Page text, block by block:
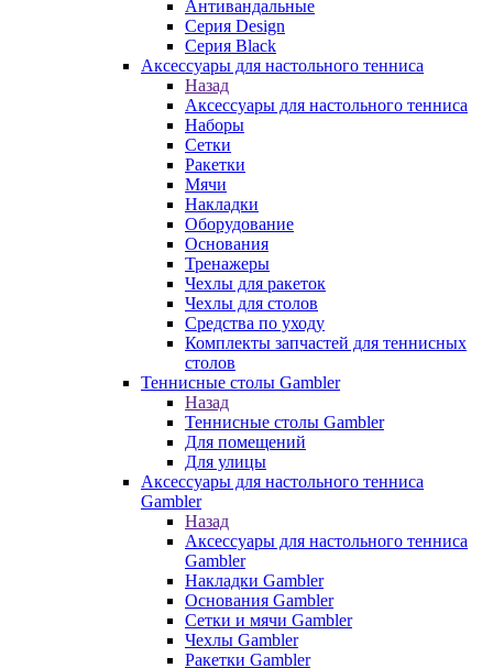
Антивандальные
Серия Design
Серия Black
Аксессуары для настольного тенниса
Назад
Аксессуары для настольного тенниса
Наборы
Сетки
Ракетки
Мячи
Накладки
Оборудование
Основания
Тренажеры
Чехлы для ракеток
Чехлы для столов
Средства по уходу
Комплекты запчастей для теннисных
столов
Теннисные столы Gambler
Назад
Теннисные столы Gambler
Для помещений
Для улицы
Аксессуары для настольного тенниса
Gambler
Назад
Аксессуары для настольного тенниса
Gambler
Накладки Gambler
Основания Gambler
Сетки и мячи Gambler
Чехлы Gambler
Ракетки Gambler